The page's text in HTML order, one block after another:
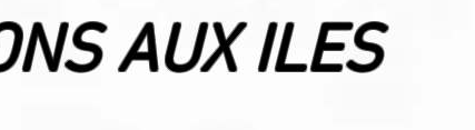
AUX ILES